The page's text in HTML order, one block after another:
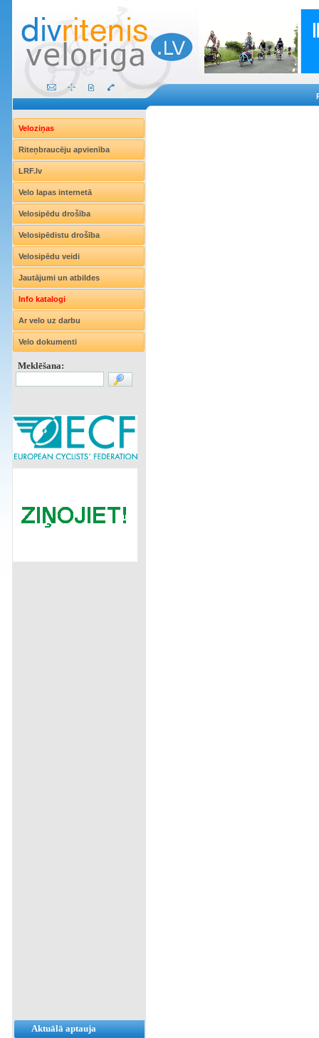
Veloziņas
Riteņbraucēju apvienība
LRF.lv
Velo lapas internetā
Velosipēdu drošība
Velosipēdistu drošība
Velosipēdu veidi
Jautājumi un atbildes
Info katalogi
Ar velo uz darbu
Velo dokumenti
Meklēšana:
Aktuālā aptauja